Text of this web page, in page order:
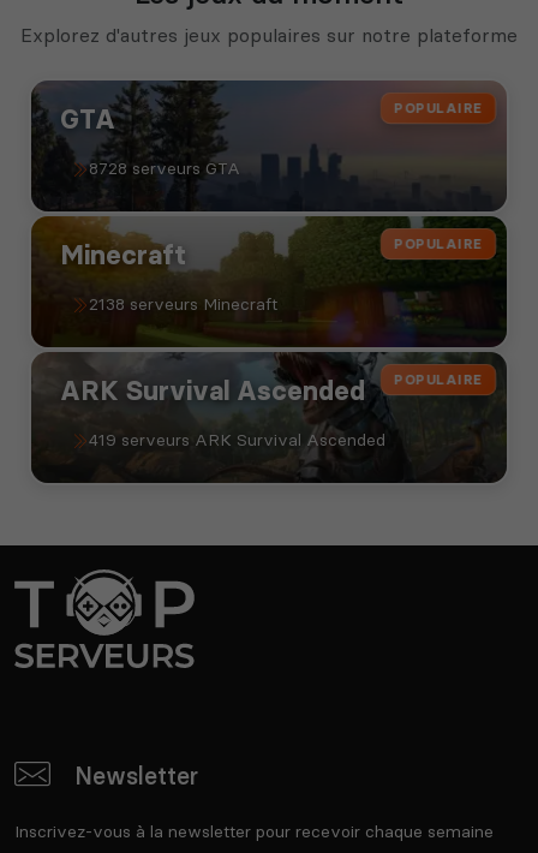
Explorez d'autres jeux populaires sur notre plateforme
POPULAIRE
GTA
8728 serveurs GTA
POPULAIRE
Minecraft
2138 serveurs Minecraft
POPULAIRE
ARK Survival Ascended
419 serveurs ARK Survival Ascended
Newsletter
Inscrivez-vous à la newsletter pour recevoir chaque semaine